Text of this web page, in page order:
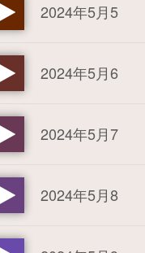
2024年5月5
2024年5月6
2024年5月7
2024年5月8